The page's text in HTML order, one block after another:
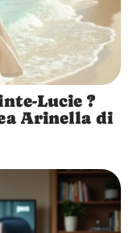
Lucie ?
Arinella di